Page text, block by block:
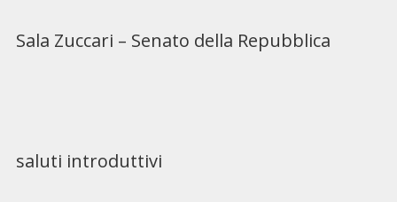
Sala Zuccari – Senato della Repubblica
saluti introduttivi